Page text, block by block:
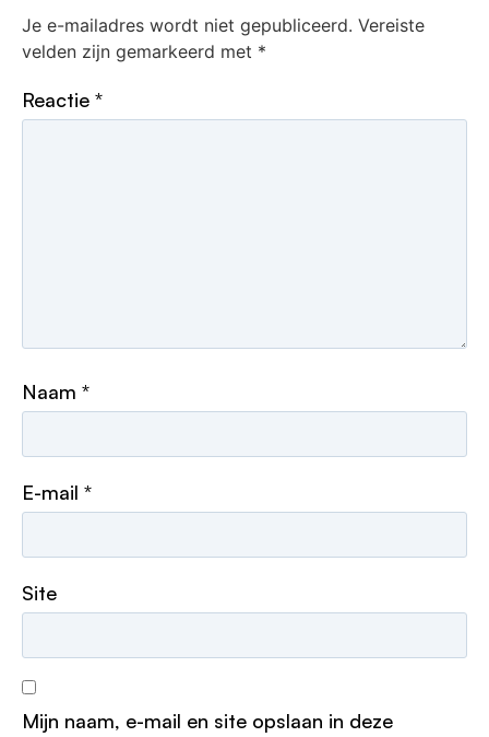
Je e-mailadres wordt niet gepubliceerd. Vereiste
velden zijn gemarkeerd met *
Reactie *
Naam *
E-mail *
Site
Mijn naam, e-mail en site opslaan in deze